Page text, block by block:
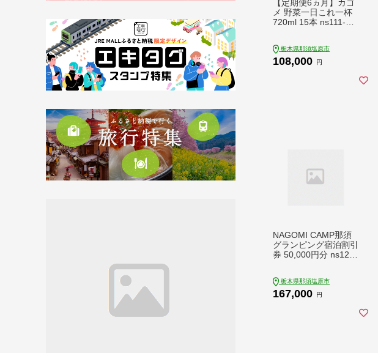
【定期便6ヵ月】カゴ
メ 野菜一日これ一杯
720ml 15本 ns111-03
栃木県那須塩原市
108,000 円
NAGOMI CAMP那須
グランピング宿泊割引
券 50,000円分 ns128-
栃木県那須塩原市
167,000 円